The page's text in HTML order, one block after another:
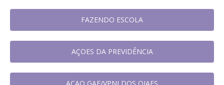
FAZENDO ESCOLA
AÇOES DA PREVIDÊNCIA